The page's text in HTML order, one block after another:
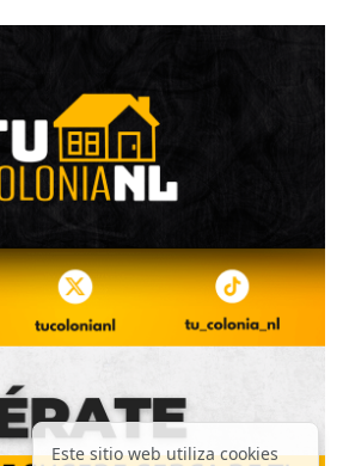
Este sitio web utiliza cookies